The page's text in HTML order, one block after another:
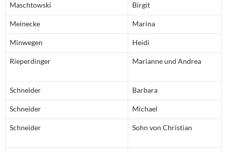
Maschtowski Birgit
Meinecke Marina
Minwegen Heidi
Rieperdinger Marianne und Andrea
Schneider Barbara
Schneider Michael
Schneider Sohn von Christian